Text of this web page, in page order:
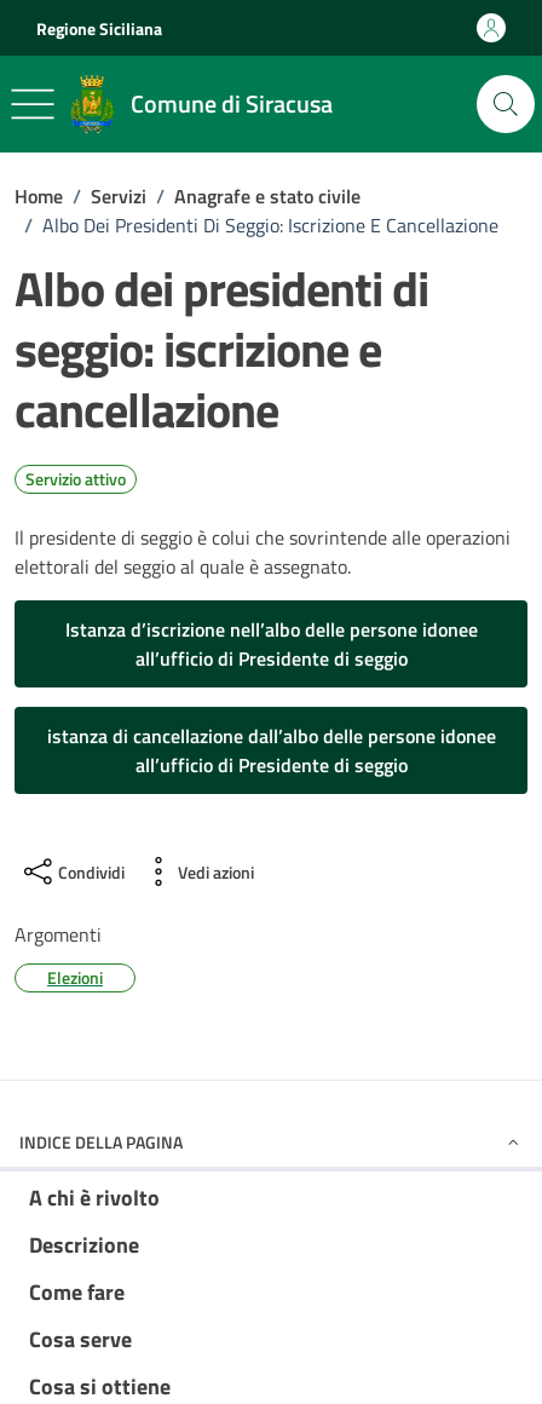
Regione Siciliana
Comune di Siracusa
Home / Servizi / Anagrafe e stato civile
/ Albo Dei Presidenti Di Seggio: Iscrizione E Cancellazione
Albo dei presidenti di
seggio: iscrizione e
cancellazione
Servizio attivo
Il presidente di seggio è colui che sovrintende alle operazioni
elettorali del seggio al quale è assegnato.
Istanza d’iscrizione nell’albo delle persone idonee
all’ufficio di Presidente di seggio
istanza di cancellazione dall’albo delle persone idonee
all’ufficio di Presidente di seggio
Condividi Vedi azioni
Argomenti
Elezioni
INDICE DELLA PAGINA
A chi è rivolto
Descrizione
Come fare
Cosa serve
Cosa si ottiene